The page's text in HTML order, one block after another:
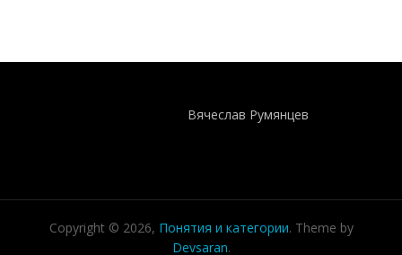
Вячеслав Румянцев
Copyright © 2026, Понятия и категории. Theme by
Devsaran.